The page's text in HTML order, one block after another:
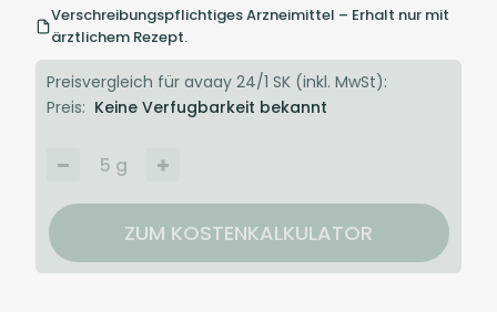
Verschreibungspflichtiges Arzneimittel – Erhalt nur mit
ärztlichem Rezept.
Preisvergleich für avaay 24/1 SK (inkl. MwSt):
Preis: Keine Verfugbarkeit bekannt
5 g
ZUM KOSTENKALKULATOR